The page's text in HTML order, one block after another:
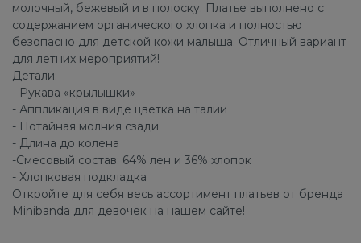
молочный, бежевый и в полоску. Платье выполнено с
содержанием органического хлопка и полностью
безопасно для детской кожи малыша. Отличный вариант
для летних мероприятий!
Детали:
- Рукава «крылышки»
- Аппликация в виде цветка на талии
- Потайная молния сзади
- Длина до колена
-Смесовый состав: 64% лен и 36% хлопок
- Хлопковая подкладка
Откройте для себя весь ассортимент платьев от бренда
Minibanda для девочек на нашем сайте!